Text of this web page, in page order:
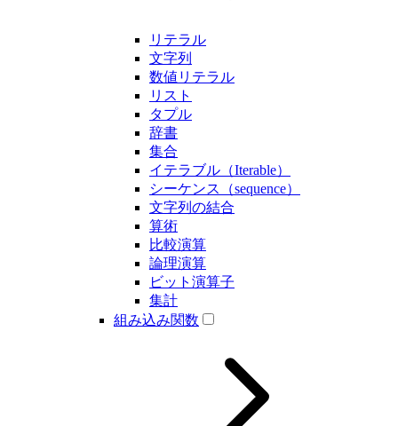
リテラル
文字列
数値リテラル
リスト
タプル
辞書
集合
イテラブル（Iterable）
シーケンス（sequence）
文字列の結合
算術
比較演算
論理演算
ビット演算子
集計
組み込み関数